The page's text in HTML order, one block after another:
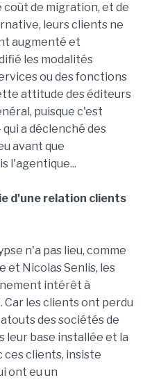
de migration, et de
leurs clients ne
augmenté et
les modalités
ou des fonctions
attitude des éditeurs
puisque c'est
a déclenché des
avant que
l'agentique...
d'une relation clients
n'a pas lieu, comme
et Nicolas Senlis, les
intérêt à
les clients ont perdu
des sociétés de
leur base installée et la
ces clients, insiste
ont eu un